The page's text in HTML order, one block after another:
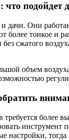
что подойдет
Они
тонкое и
сжатого
объем